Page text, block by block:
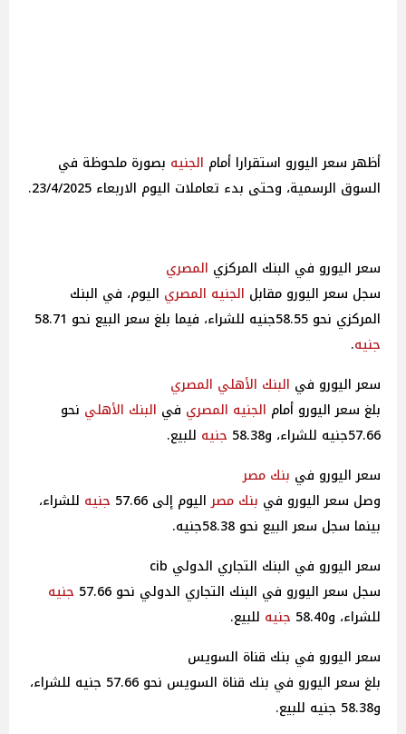
أظهر سعر اليورو استقرارا أمام الجنيه بصورة ملحوظة في
السوق الرسمية، وحتى بدء تعاملات اليوم الاربعاء 23/4/2025.
سعر اليورو في البنك المركزي المصري
سجل سعر اليورو مقابل الجنيه المصري اليوم، في البنك
المركزي نحو 58.55جنيه للشراء، فيما بلغ سعر البيع نحو 58.71
جنيه.
سعر اليورو في البنك الأهلي المصري
بلغ سعر اليورو أمام الجنيه المصري في البنك الأهلي نحو
57.66جنيه للشراء، و58.38
جنيه للبيع.
سعر اليورو في بنك مصر
وصل سعر اليورو في بنك مصراليوم إلى 57.66 جنيه للشراء،
بينما سجل سعر البيع نحو 58.38جنيه.
سعر اليورو في البنك التجاري الدولي cib
سجل سعر اليورو في البنك التجاري الدولي نحو 57.66
جنيه
للشراء، و58.40
جنيه للبيع.
سعر اليورو في بنك قناة السويس
بلغ سعر اليورو في بنك قناة السويس نحو 57.66 جنيه للشراء،
و58.38 جنيه للبيع.